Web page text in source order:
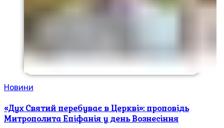
Новини
«Дух Святий перебуває в Церкві»: проповідь
Митрополита Епіфанія у день Вознесіння